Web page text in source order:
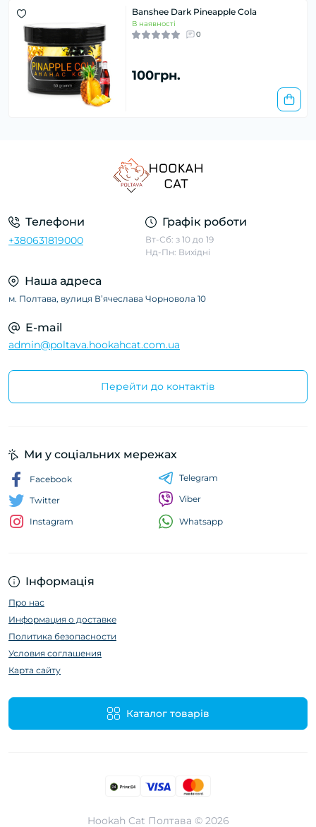
Banshee Dark Pineapple Cola
В наявності
0
100грн.
Телефони
+380631819000
Графік роботи
Вт-Сб: з 10 до 19
Нд-Пн: Вихідні
Наша адреса
м. Полтава, вулиця Вʼячеслава Чорновола 10
E-mail
admin@poltava.hookahcat.com.ua
Перейти до контактів
Інформація
Про нас
Информация о доставке
Политика безопасности
Условия соглашения
Карта сайту
Каталог товарів
Ми у соціальних мережах
Facebook
Twitter
Instagram
Telegram
Viber
Whatsapp
Hookah Cat Полтава © 2026